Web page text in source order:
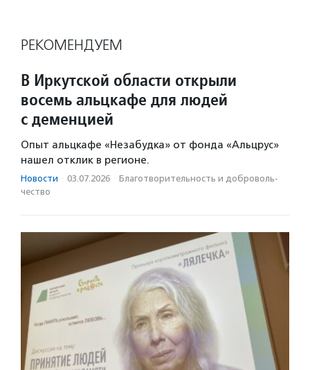
РЕКОМЕНДУЕМ
В Иркутской области открыли
восемь альцкафе для людей
с деменцией
Опыт альцкафе «Незабудка» от фонда «Альцрус»
нашел отклик в регионе.
Новости · 03.07.2026 · Благотвори­тель­ность и доброволь­
чест­во